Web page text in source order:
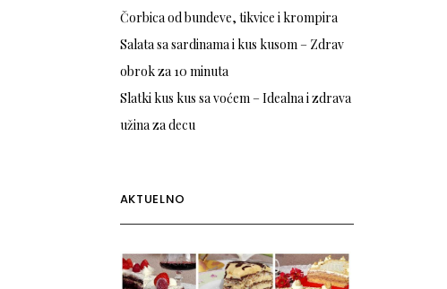
Čorbica od bundeve, tikvice i krompira
Salata sa sardinama i kus kusom – Zdrav
obrok za 10 minuta
Slatki kus kus sa voćem – Idealna i zdrava
užina za decu
AKTUELNO